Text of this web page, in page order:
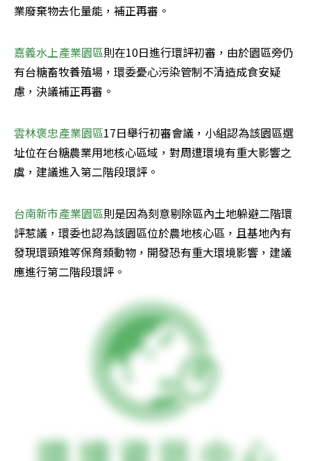
業廢棄物去化量能，補正再審。
嘉義水上產業園區則在10日進行環評初審，由於園區旁仍
有台糖畜牧養殖場，環委憂心污染管制不清造成食安疑
慮，決議補正再審。
雲林褒忠產業園區17日舉行初審會議，小組認為該園區選
址位在台糖農業用地核心區域，對周遭環境有重大影響之
虞，建議進入第二階段環評。
台南新市產業園區則是因為刻意剔除區內土地躲避二階環
評惹議，環委也認為該園區位於農地核心區，且基地內有
發現環頸雉等保育類動物，開發恐有重大環境影響，建議
應進行第二階段環評。